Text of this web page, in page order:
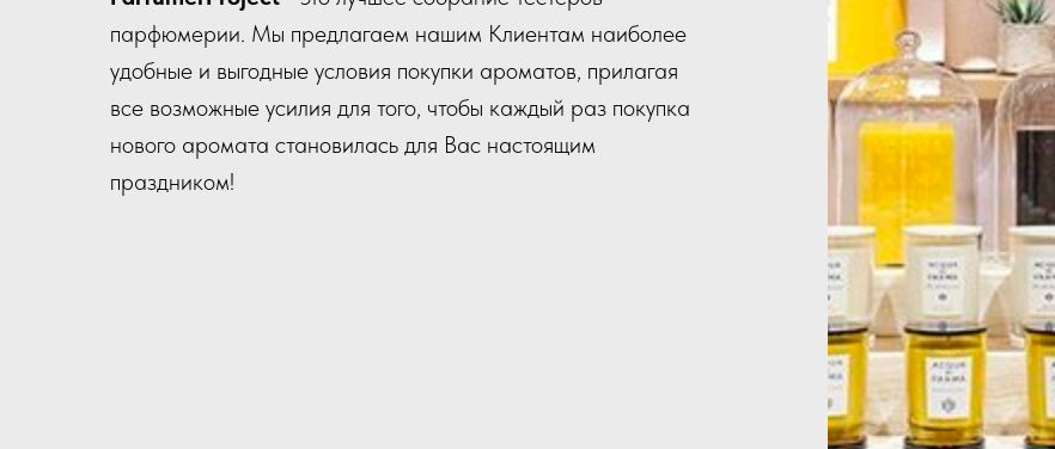
парфюмерии. Мы предлагаем нашим Клиентам наиболее
удобные и выгодные условия покупки ароматов, прилагая
все возможные усилия для того, чтобы каждый раз покупка
нового аромата становилась для Вас настоящим
праздником!